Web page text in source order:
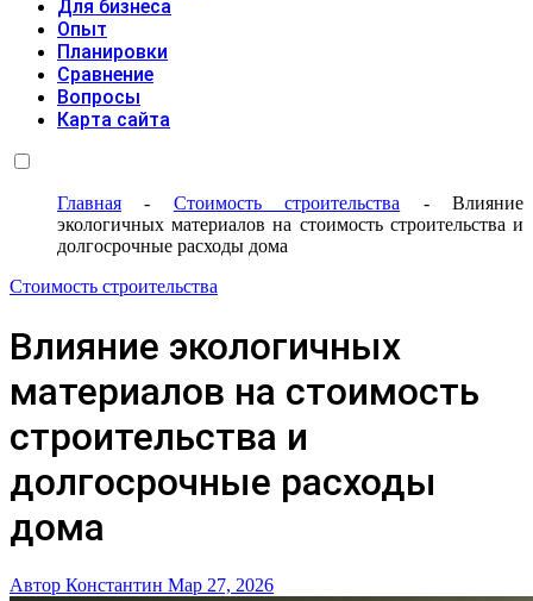
Для бизнеса
Опыт
Планировки
Сравнение
Вопросы
Карта сайта
Главная - Стоимость строительства -Влияние
экологичных материалов на стоимость строительства и
долгосрочные расходы дома
Стоимость строительства
Влияние экологичных
материалов на стоимость
строительства и
долгосрочные расходы
дома
Автор Константин Мар 27, 2026